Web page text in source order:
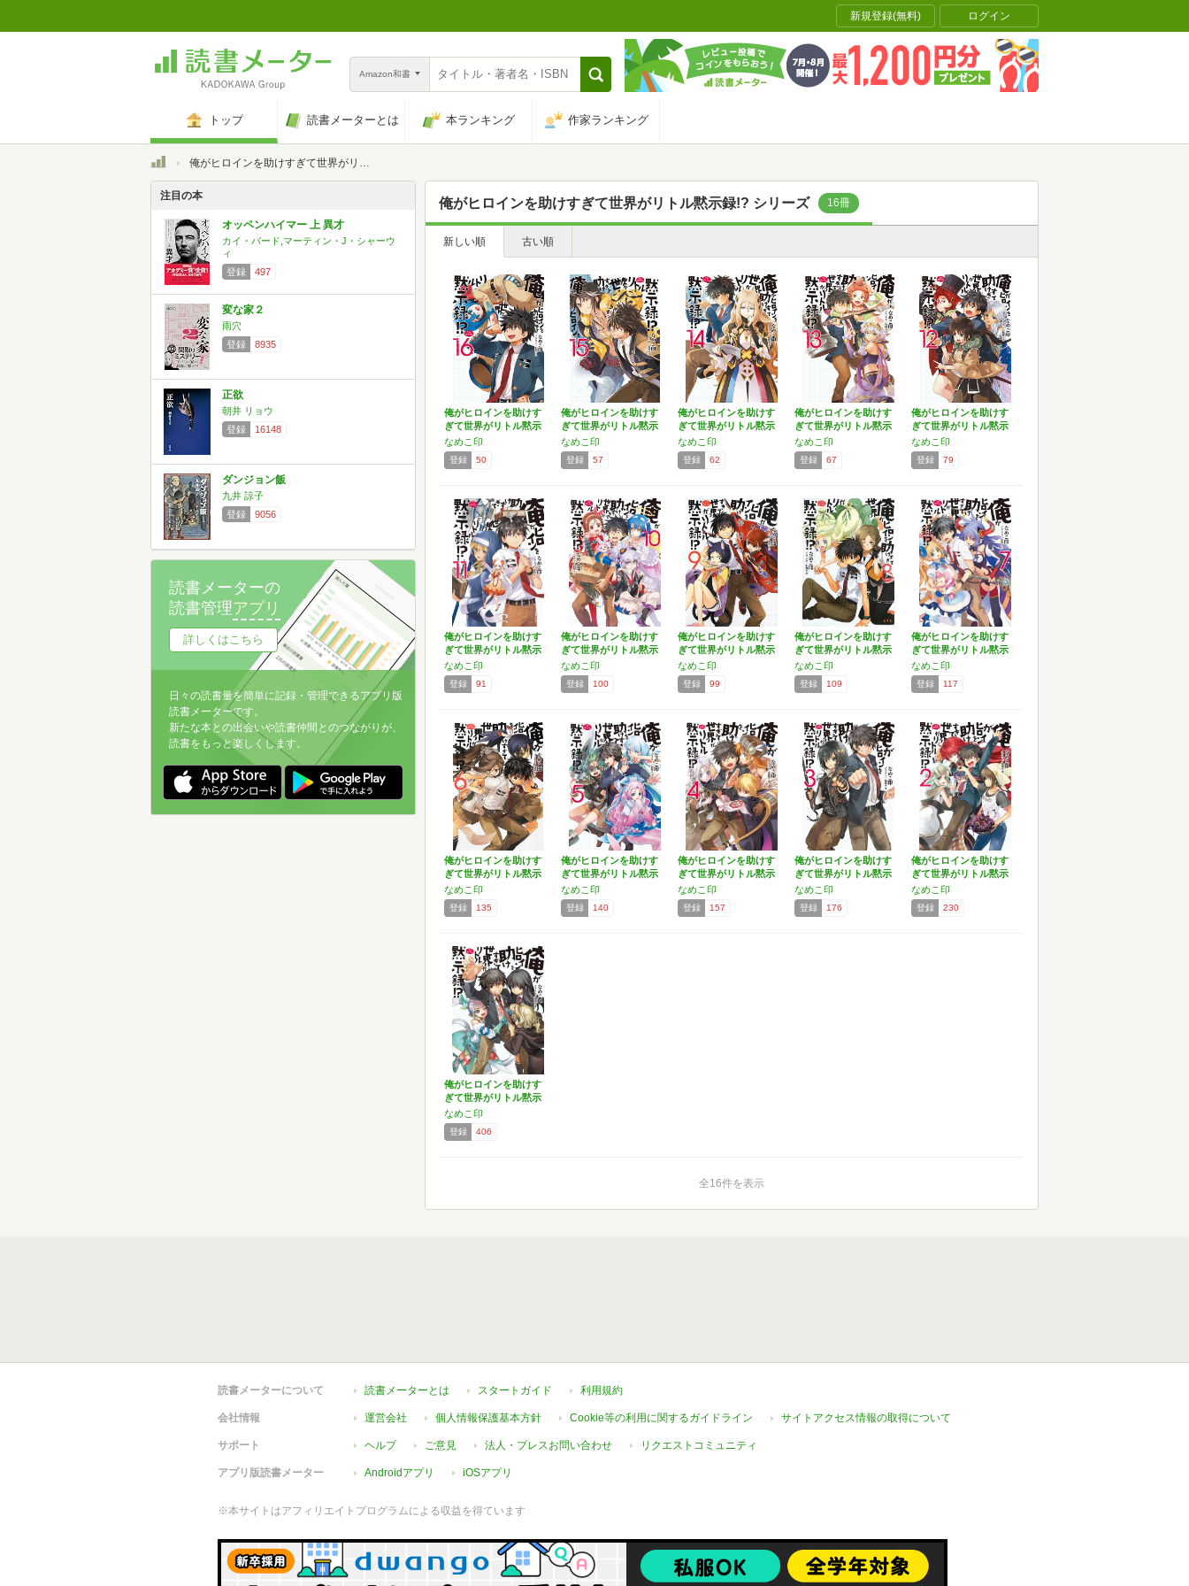
新規登録(無料) ログイン
Amazon和書
トップ 読書メーターとは 本ランキング 作家ランキング
トップ俺がヒロインを助けすぎて世界がリトル黙示録!?
俺がヒロインを助けすぎて世界がリトル黙示録!? シリーズ 16冊
新しい順 古い順
俺がヒロインを助けす
ぎて世界がリトル黙示
録1…
なめこ印
登録 50
俺がヒロインを助けす
ぎて世界がリトル黙示
録1…
なめこ印
登録 57
俺がヒロインを助けす
ぎて世界がリトル黙示
録!…
なめこ印
登録 62
俺がヒロインを助けす
ぎて世界がリトル黙示
録!…
なめこ印
登録 67
俺がヒロインを助けす
ぎて世界がリトル黙示
録!…
なめこ印
登録 79
俺がヒロインを助けす
ぎて世界がリトル黙示
録!…
なめこ印
登録 91
俺がヒロインを助けす
ぎて世界がリトル黙示
録!…
なめこ印
登録 100
俺がヒロインを助けす
ぎて世界がリトル黙示
録!…
なめこ印
登録 99
俺がヒロインを助けす
ぎて世界がリトル黙示
録!…
なめこ印
登録 109
俺がヒロインを助けす
ぎて世界がリトル黙示
録!…
なめこ印
登録 117
俺がヒロインを助けす
ぎて世界がリトル黙示
録!…
なめこ印
登録 135
俺がヒロインを助けす
ぎて世界がリトル黙示
録!…
なめこ印
登録 140
俺がヒロインを助けす
ぎて世界がリトル黙示
録!…
なめこ印
登録 157
俺がヒロインを助けす
ぎて世界がリトル黙示
録!…
なめこ印
登録 176
俺がヒロインを助けす
ぎて世界がリトル黙示
録(…
なめこ印
登録 230
俺がヒロインを助けす
ぎて世界がリトル黙示
録!…
なめこ印
登録 406
全16件を表示
注目の本
オッペンハイマー 上 異才
カイ・バード,マーティン・J・シャーウ
ィ
登録
497
変な家２
雨穴
登録
8935
正欲
朝井 リョウ
登録
16148
ダンジョン飯
九井 諒子
登録
9056
読書メーターの
読書管理アプリ
詳しくはこちら
日々の読書量を簡単に記録・管理できるアプリ版
読書メーターです。
新たな本との出会いや読書仲間とのつながりが、
読書をもっと楽しくします。
読書メーターについて 読書メーターとは スタートガイド 利用規約
会社情報 運営会社 個人情報保護基本方針 Cookie等の利用に関するガイドライン サイトアクセス情報の取得について
サポート ヘルプ ご意見 法人・プレスお問い合わせ リクエストコミュニティ
アプリ版読書メーター Androidアプリ iOSアプリ
※本サイトはアフィリエイトプログラムによる収益を得ています